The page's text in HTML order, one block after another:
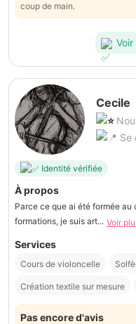
coup de main.
Cecile
Se
Identité vérifiée
À propos
Parce ce que ai été formée
formations, je suis art... Voir
Services
Cours de violoncelle
Création textile sur mesure
Pas encore d'avis